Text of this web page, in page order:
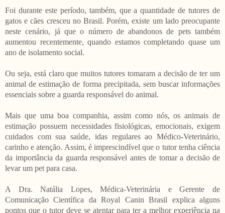
Foi durante este período, também, que a quantidade de tutores de
gatos e cães cresceu no Brasil. Porém, existe um lado preocupante
neste cenário, já que o número de abandonos de pets também
aumentou recentemente, quando estamos completando quase um
ano de isolamento social.
Ou seja, está claro que muitos tutores tomaram a decisão de ter um
animal de estimação de forma precipitada, sem buscar informações
essenciais sobre a guarda responsável do animal.
Mais que uma boa companhia, assim como nós, os animais de
estimação possuem necessidades fisiológicas, emocionais, exigem
cuidados com sua saúde, idas regulares ao Médico-Veterinário,
carinho e atenção. Assim, é imprescindível que o tutor tenha ciência
da importância da guarda responsável antes de tomar a decisão de
levar um pet para casa.
A Dra. Natália Lopes, Médica-Veterinária e Gerente de
Comunicação Científica da Royal Canin Brasil explica alguns
pontos que o tutor deve se atentar para ter a melhor experiência na